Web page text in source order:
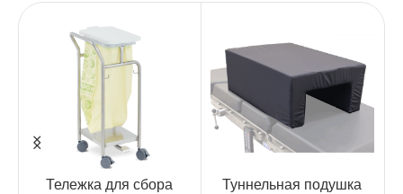
Тележка для сбора
Туннельная подушка